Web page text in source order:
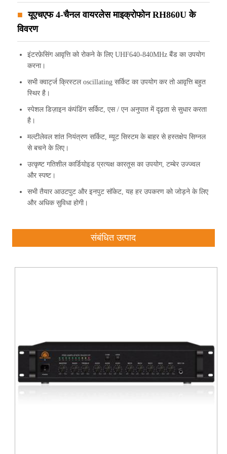
यूएचएफ 4-चैनल वायरलेस माइक्रोफोन RH860U के
विवरण
इंटरफ़ेसिंग आवृत्ति को रोकने के लिए UHF640-840MHz बैंड का उपयोग
करना।
सभी क्वार्ट्ज क्रिस्टल oscillating सर्किट का उपयोग कर तो आवृत्ति बहुत
स्थिर है।
स्पेशल डिज़ाइन कंपंडिंग सर्किट, एस / एन अनुपात में दृढ़ता से सुधार करता
है।
मल्टीलेवल शांत नियंत्रण सर्किट, म्यूट सिस्टम के बाहर से हस्तक्षेप सिग्नल
से बचने के लिए।
उत्कृष्ट गतिशील कार्डियोइड प्रत्यक्ष कारतूस का उपयोग, टम्बेर उज्ज्वल
और स्पष्ट।
सभी तैयार आउटपुट और इनपुट सॉकेट, यह हर उपकरण को जोड़ने के लिए
और अधिक सुविधा होगी।
संबंधित उत्पाद